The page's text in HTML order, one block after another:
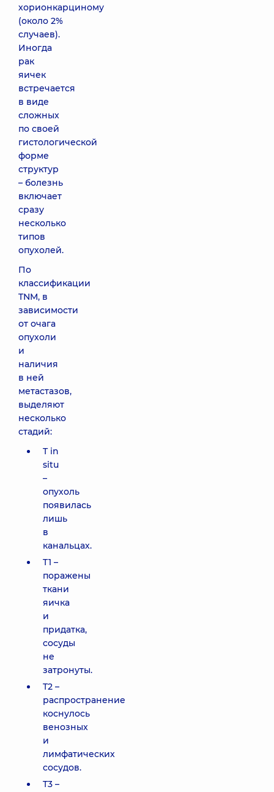
хорионкарциному
(около 2%
случаев).
Иногда
рак
яичек
встречается
в виде
сложных
по своей
гистологической
форме
структур
– болезнь
включает
сразу
несколько
типов
опухолей.
По
классификации
TNM, в
зависимости
от очага
опухоли
и
наличия
в ней
метастазов,
выделяют
несколько
стадий:
T in
situ
–
опухоль
появилась
лишь
в
канальцах.
T1 –
поражены
ткани
яичка
и
придатка,
сосуды
не
затронуты.
T2 –
распространение
коснулось
венозных
и
лимфатических
сосудов.
T3 –